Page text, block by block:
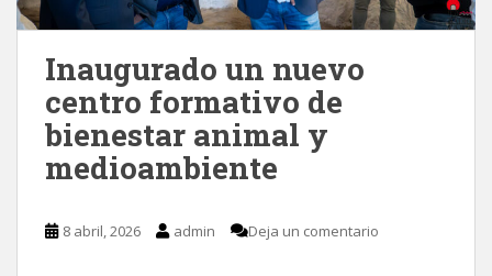
Inaugurado un nuevo
centro formativo de
bienestar animal y
medioambiente
8 abril, 2026 admin Deja un comentario